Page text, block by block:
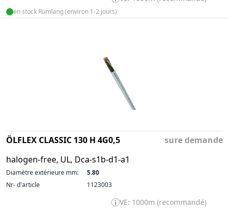
en stock Rümlang (environ 1-2 jours)
ÖLFLEX CLASSIC 130 H 4G0,5
halogen-free, UL, Dca-s1b-d1-a1
sure demande
Diamètre extérieure mm:
5.80
Nr- d'article
1123003
VE: 1000m (recommandé)